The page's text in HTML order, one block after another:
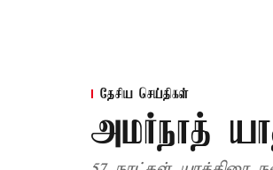
தேசிய செய்திகள்
அமர்நாத்